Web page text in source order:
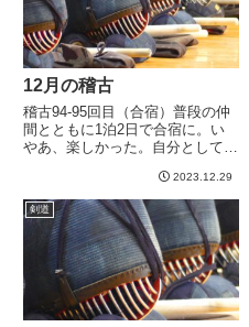
12月の稽古
稽古94-95回目（合宿）普段の仲
間とともに1泊2日で合宿に。い
やあ、楽しかった。自分としては
というのをテーマにしていて、そ
の中で、これまでよりも左手を上
げてから振る、とか、それに伴
い、構えで左手が少し上に上が...
2023.12.29
剣道